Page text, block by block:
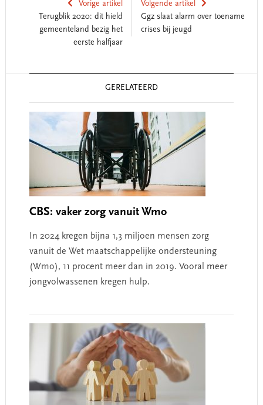
Vorige artikel
Terugblik 2020: dit hield
gemeenteland bezig het
eerste halfjaar
Volgende artikel
Ggz slaat alarm over toename
crises bij jeugd
GERELATEERD
CBS: vaker zorg vanuit Wmo
In 2024 kregen bijna 1,3 miljoen mensen zorg
vanuit de Wet maatschappelijke ondersteuning
(Wmo), 11 procent meer dan in 2019. Vooral meer
jongvolwassenen kregen hulp.